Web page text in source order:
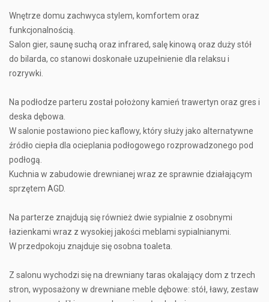
Wnętrze domu zachwyca stylem, komfortem oraz
funkcjonalnością.
Salon gier, saunę suchą oraz infrared, salę kinową oraz duży stół
do bilarda, co stanowi doskonałe uzupełnienie dla relaksu i
rozrywki.
Na podłodze parteru został położony kamień trawertyn oraz gres i
deska dębowa.
W salonie postawiono piec kaflowy, który służy jako alternatywne
źródło ciepła dla ocieplania podłogowego rozprowadzonego pod
podłogą.
Kuchnia w zabudowie drewnianej wraz ze sprawnie działającym
sprzętem AGD.
Na parterze znajdują się również dwie sypialnie z osobnymi
łazienkami wraz z wysokiej jakości meblami sypialnianymi.
W przedpokoju znajduje się osobna toaleta.
Z salonu wychodzi się na drewniany taras okalający dom z trzech
stron, wyposażony w drewniane meble dębowe: stół, ławy, zestaw